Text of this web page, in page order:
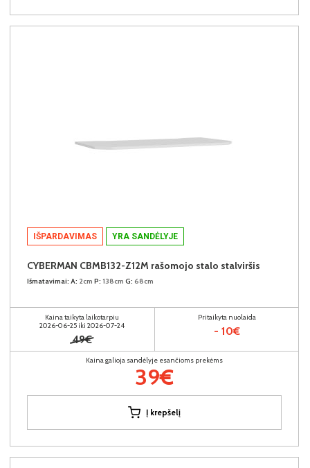
IŠPARDAVIMAS YRA SANDĖLYJE
CYBERMAN CBMB132-Z12M rašomojo stalo stalviršis
Išmatavimai: A: 2cm P: 138cm G: 68cm
Kaina taikyta laikotarpiu
2026-06-25 iki 2026-07-24
49€
Pritaikyta nuolaida
- 10€
Kaina galioja sandėlyje esančioms prekėms
39€
Į krepšelį